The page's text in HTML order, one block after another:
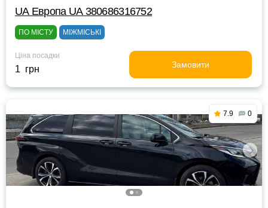
UА Европа UА 380686316752
ПО МІСТУ МІЖМІСЬКІ
Ціна посадки
1 грн Замовити
7.9 0